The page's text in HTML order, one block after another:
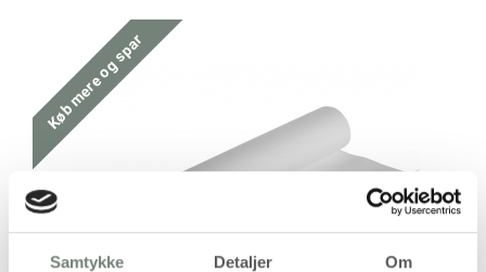
Samtykke Detaljer Om
Køb mere og spar